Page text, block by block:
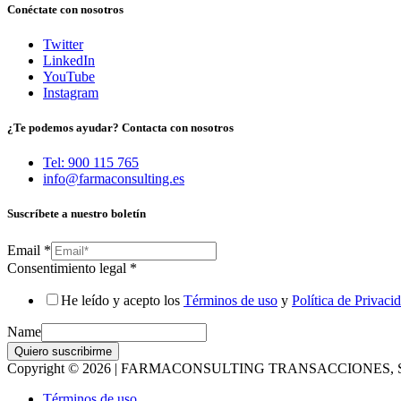
Conéctate con nosotros
Twitter
LinkedIn
YouTube
Instagram
¿Te podemos ayudar? Contacta con nosotros
Tel: 900 115 765
info@farmaconsulting.es
Suscríbete a nuestro boletín
Email *
Consentimiento legal *
He leído y acepto los Términos de uso y Política de
Name
Quiero suscribirme
Copyright © 2026 | FARMACONSULTING TRANSACCIONES,